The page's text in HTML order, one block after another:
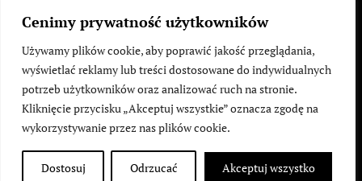
Cenimy prywatność użytkowników
Używamy plików cookie, aby poprawić jakość przeglądania,
wyświetlać reklamy lub treści dostosowane do indywidualnych
potrzeb użytkowników oraz analizować ruch na stronie.
Kliknięcie przycisku „Akceptuj wszystkie” oznacza zgodę na
wykorzystywanie przez nas plików cookie.
Dostosuj Odrzucać Akceptuj wszystko
© Tankbusters. All rights reserved.
Wykonane przez Kamil Podzimski.